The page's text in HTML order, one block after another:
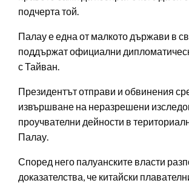
подчерта той.
Палау е една от малкото държави в
поддържат официални
с Тайван.
Президентът отправи и обвинения
извършване на неразрешени
проучвателни дейности в
Палау.
Според него палуанските власти
доказателства, че китайски